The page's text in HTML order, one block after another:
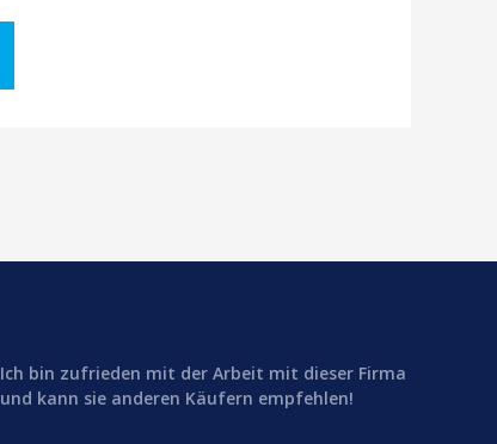
Ich bin zufrieden mit der Arbeit mit dieser Firma
und kann sie anderen Käufern empfehlen!